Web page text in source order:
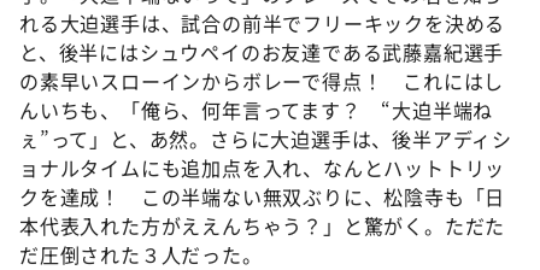
れる大迫選手は、試合の前半でフリーキックを決める
と、後半にはシュウペイのお友達である武藤嘉紀選手
の素早いスローインからボレーで得点！ これにはし
んいちも、「俺ら、何年言ってます？ “大迫半端ね
ぇ”って」と、あ然。さらに大迫選手は、後半アディシ
ョナルタイムにも追加点を入れ、なんとハットトリッ
クを達成！ この半端ない無双ぶりに、松陰寺も「日
本代表入れた方がええんちゃう？」と驚がく。ただた
だ圧倒された３人だった。